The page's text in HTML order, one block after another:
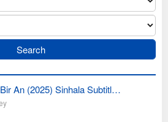
An (2025) Sinhala Subtitl…